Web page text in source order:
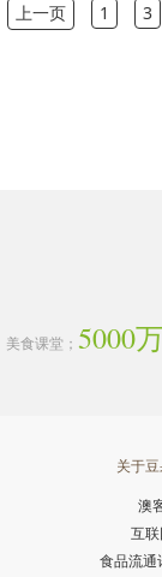
上一页 1 3
美食课堂； 5000
关于
澳
互
食品流